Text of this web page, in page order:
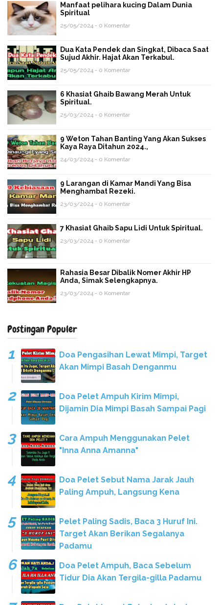
Manfaat pelihara kucing Dalam Dunia
Spiritual
25/05/2024 - 0 Komentar
Dua Kata Pendek dan Singkat, Dibaca Saat
Sujud Akhir. Hajat Akan Terkabul.
25/05/2024 - 0 Komentar
6 Khasiat Ghaib Bawang Merah Untuk
Spiritual.
25/03/2024 - 0 Komentar
9 Weton Tahan Banting Yang Akan Sukses
Kaya Raya Ditahun 2024.,
24/03/2024 - 0 Komentar
9 Larangan di Kamar Mandi Yang Bisa
Menghambat Rezeki.
23/03/2024 - 0 Komentar
7 Khasiat Ghaib Sapu Lidi Untuk Spiritual.
23/03/2024 - 0 Komentar
Rahasia Besar Dibalik Nomer Akhir HP
Anda, Simak Selengkapnya.
23/03/2024 - 0 Komentar
Postingan Populer
Doa Pengasihan Lewat Mimpi, Target
Akan Mimpi Basah Denganmu
Doa Pelet Ampuh Kirim Mimpi,
Dijamin Dia Mimpi Basah Sampai Pagi
Cara Ampuh Menggunakan Pelet
"Inna Anna Amanna"
Doa Pelet Sebut Nama Jarak Jauh
Paling Ampuh, Langsung Kena
Pelet Paling Sadis, Baca 3 Huruf Ini.
Target Akan Berikan Segalanya
Padamu
Doa Pelet Ampuh, Baca Sebelum
Tidur Dia Akan Tergila-gilla Padamu